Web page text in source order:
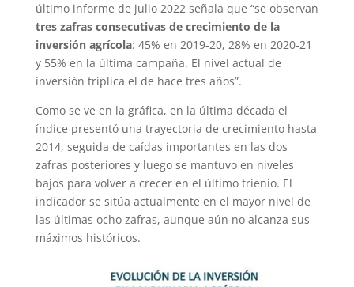
último informe de julio 2022 señala que “se observan
tres zafras consecutivas de crecimiento de la
inversión agrícola: 45% en 2019-20, 28% en 2020-21
y 55% en la última campaña. El nivel actual de
inversión triplica el de hace tres años”.
Como se ve en la gráfica, en la última década el
índice presentó una trayectoria de crecimiento hasta
2014, seguida de caídas importantes en las dos
zafras posteriores y luego se mantuvo en niveles
bajos para volver a crecer en el último trienio. El
indicador se sitúa actualmente en el mayor nivel de
las últimas ocho zafras, aunque aún no alcanza sus
máximos históricos.